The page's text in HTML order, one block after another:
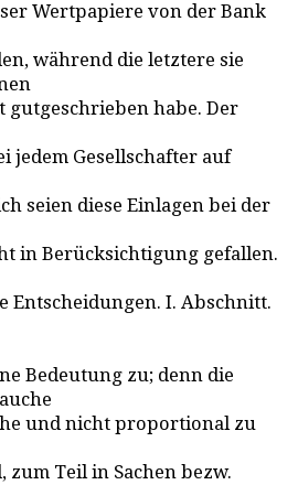
Wertpapiere von der Bank
während die letztere sie
habe. Der
jedem Gesellschafter auf
seien diese Einlagen bei der
in Berücksichtigung gefallen.
Entscheidungen. I. Abschnitt.
Bedeutung zu; denn die
und nicht proportional zu
zum Teil in Sachen bezw.